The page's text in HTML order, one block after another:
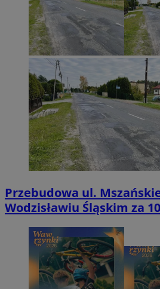
Przebudowa ul.
Wodzisławiu Śląskim za